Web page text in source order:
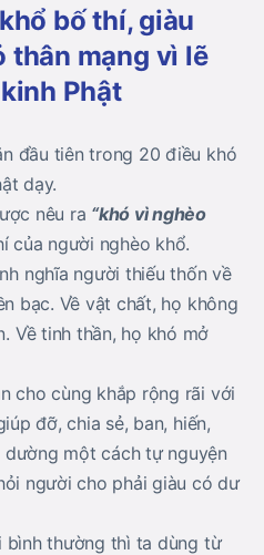
bố thí, giàu
thân mạng vì lẽ
Phật
đầu tiên trong 20 điều khó
dạy.
nêu ra “khó vì nghèo
của người nghèo khổ.
nghĩa người thiếu thốn về
bạc. Về vật chất, họ không
Về tinh thần, họ khó mở
cho cùng khắp rộng rãi với
đỡ, chia sẻ, ban, hiến,
một cách tự nguyện
người cho phải giàu có dư
thường thì ta dùng từ